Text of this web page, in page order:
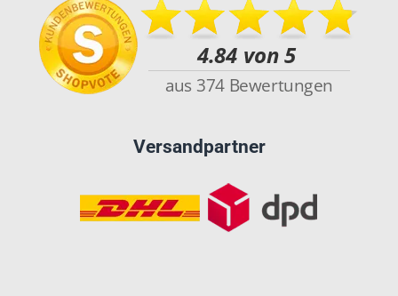
Versandpartner